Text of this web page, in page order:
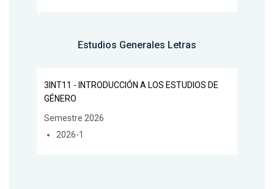
Estudios Generales Letras
3INT11 - INTRODUCCIÓN A LOS ESTUDIOS DE
GÉNERO
Semestre 2026
2026-1